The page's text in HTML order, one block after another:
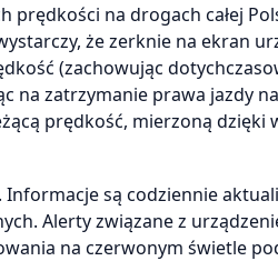
na drogach całej
że zerknie na ekran
(zachowując
na zatrzymanie prawa jazdy
prędkość, mierzoną dzięki
są codziennie
Alerty związane z
na czerwonym świetle